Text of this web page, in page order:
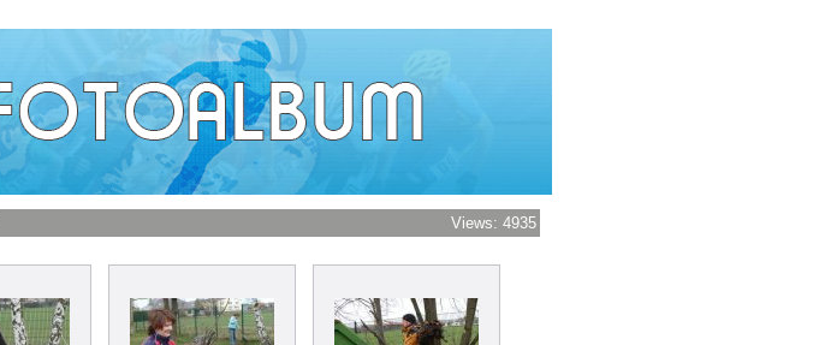
Views: 4935